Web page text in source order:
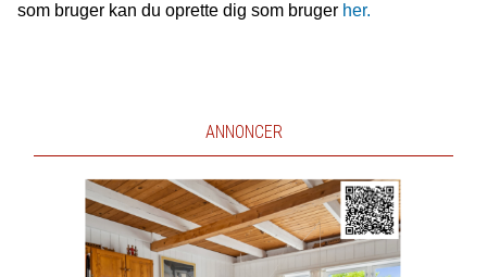
som bruger kan du oprette dig som bruger her.
ANNONCER